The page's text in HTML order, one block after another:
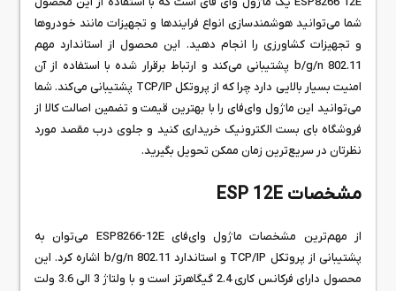
شما می‌توانید هوشمندسازی انواع فرایندها و تجهیزات مانند خودروها
و تجهیزات کشاورزی را انجام دهید. این محصول از استاندارد مهم
802.11 b/g/n پشتیبانی می‌کند و ارتباط برقرار شده با استفاده از آن
امنیت بسیار بالایی دارد چرا که از پروتکل TCP/IP پشتیبانی می‌کند. شما
می‌توانید این ماژول وای‌فای را با بهترین قیمت و تضمین اصالت کالا از
فروشگاه بای بست الکترونیک خریداری کنید و جلوی درب مقصد مورد
نظرتان در سریع‌ترین زمان ممکن تحویل بگیرید.
مشخصات ESP 12E
از مهم‌ترین مشخصات ماژول وای‌فای ESP8266-12E می‌توان به
پشتیبانی از پروتکل TCP/IP و استاندارد 802.11 b/g/n اشاره کرد. این
محصول دارای فرکانس کاری 2.4 گیگاهرتز است و با ولتاژ 3 الی 3.6 ولت